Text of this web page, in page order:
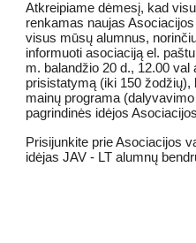
Atkreipiame dėmesį, kad
renkamas naujas
visus mūsų alumnus,
informuoti asociaciją el.
m. balandžio 20 d., 12.00 val
prisistatymą (iki 150 žodžių),
mainų programa
pagrindinės idėjos
Prisijunkite prie Asociacijos
idėjas JAV - LT alumnų